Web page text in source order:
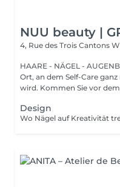
NUU beauty |
4, Rue des Trois Cantons
HAARE - NÄGEL -
Ort, an dem Self-Care
wird. Kommen Sie vor
Design